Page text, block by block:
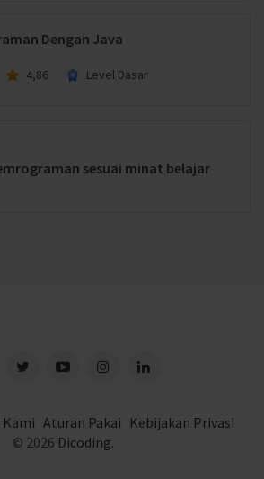
Dengan Java
4,86 Level Dasar
sesuai minat belajar
Kami Aturan Pakai Kebijakan Privasi
© 2026 Dicoding.